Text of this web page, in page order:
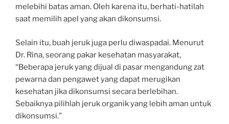
melebihi batas aman. Oleh karena itu, berhati-hatilah
saat memilih apel yang akan dikonsumsi.
Selain itu, buah jeruk juga perlu diwaspadai. Menurut
Dr. Rina, seorang pakar kesehatan masyarakat,
“Beberapa jeruk yang dijual di pasar mengandung zat
pewarna dan pengawet yang dapat merugikan
kesehatan jika dikonsumsi secara berlebihan.
Sebaiknya pilihlah jeruk organik yang lebih aman untuk
dikonsumsi.”